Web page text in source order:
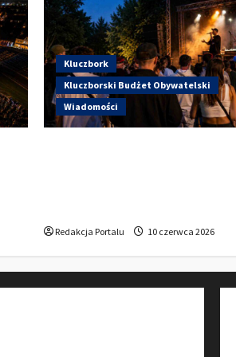
Kluczbork
Kluczborski Budżet Obywatelski
Wiadomości
Redakcja Portalu 10 czerwca 2026